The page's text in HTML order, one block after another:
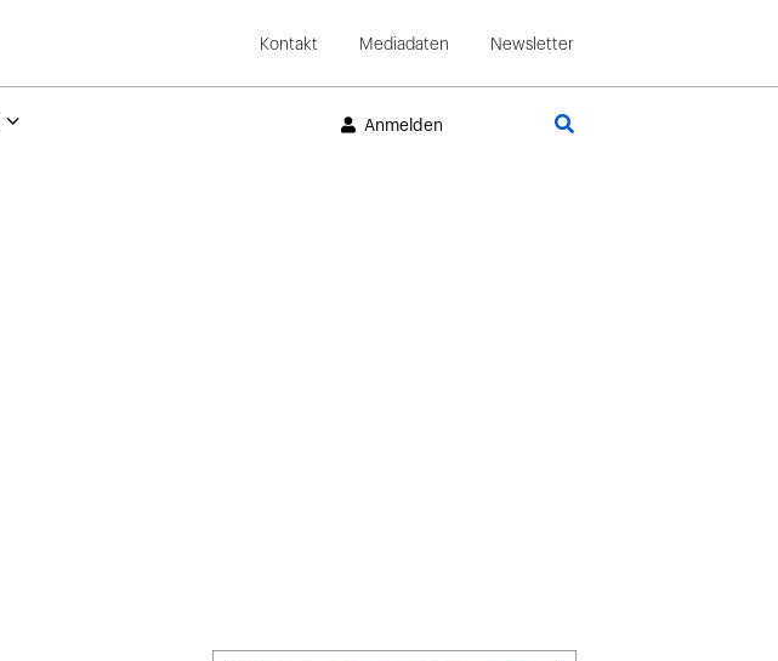
Kontakt Mediadaten Newsletter
Anmelden